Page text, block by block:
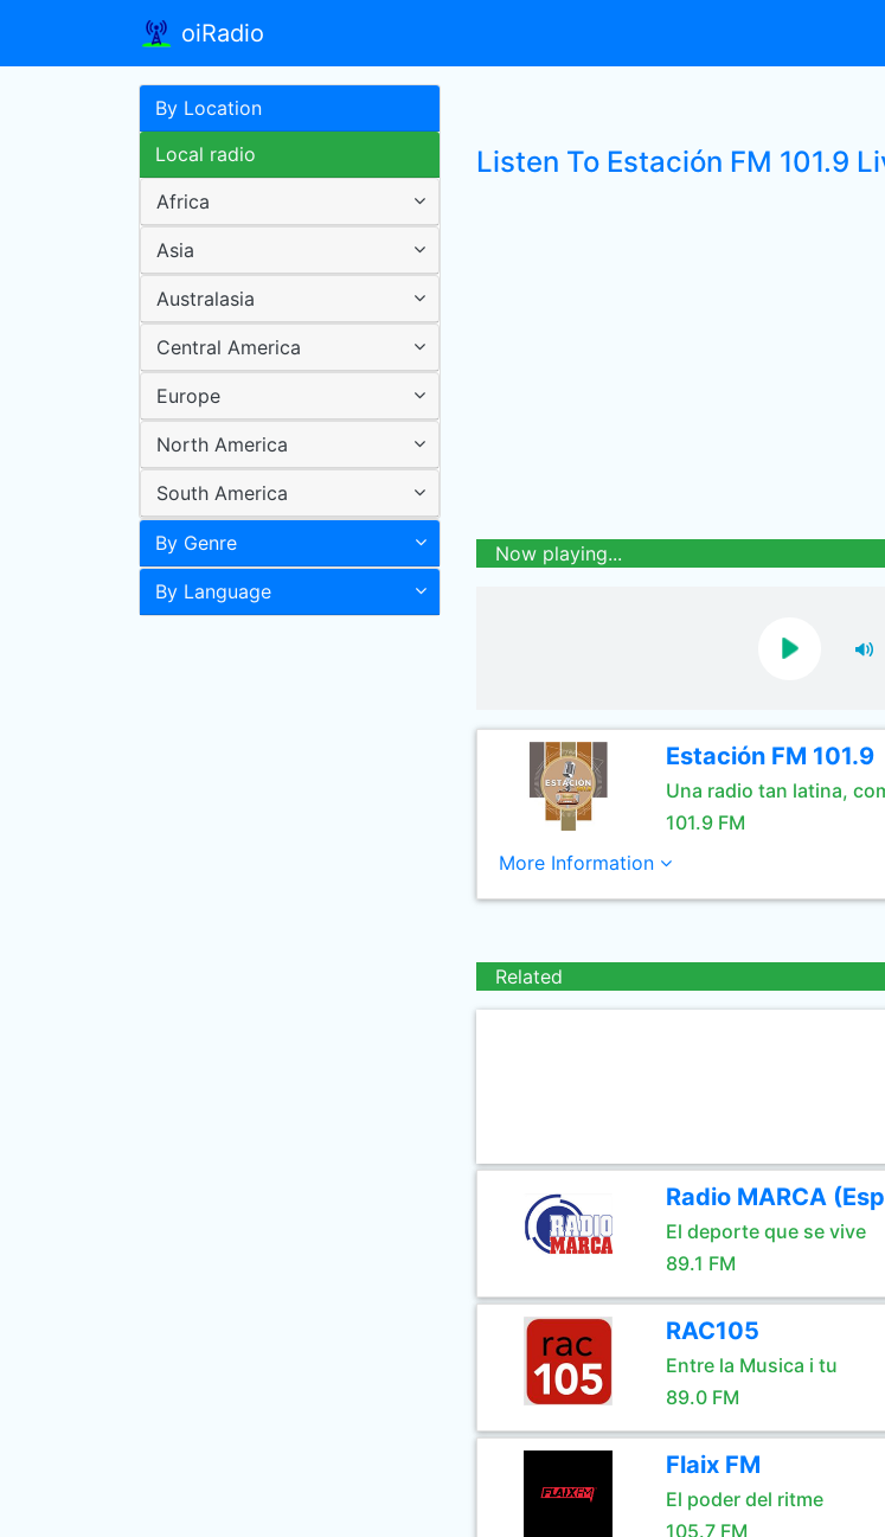
oiRadio
By Location
Local radio
Africa
Asia
Australasia
Central America
Europe
North America
South America
By Genre
By Language
Listen To Estación FM 101.9
Now playing...
Estación FM 101.9
Una radio tan latina,
101.9 FM
More Information
Related
Radio MARCA
El deporte que se vive
89.1 FM
RAC105
Entre la Musica i tu
89.0 FM
Flaix FM
El poder del ritme
105.7 FM